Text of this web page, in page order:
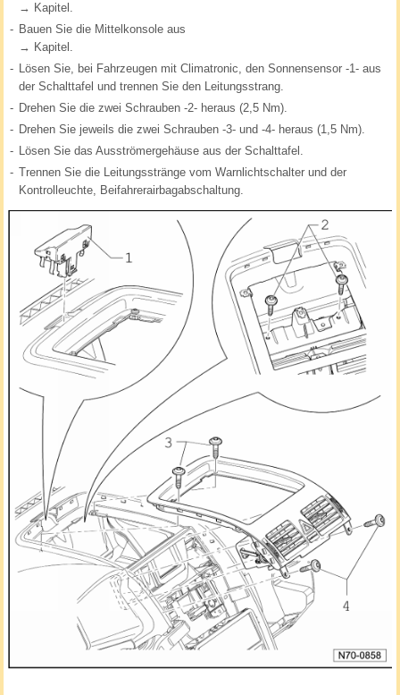
→ Kapitel.
- Bauen Sie die Mittelkonsole aus
→ Kapitel.
- Lösen Sie, bei Fahrzeugen mit Climatronic, den Sonnensensor -1- aus
der Schalttafel und trennen Sie den Leitungsstrang.
- Drehen Sie die zwei Schrauben -2- heraus (2,5 Nm).
- Drehen Sie jeweils die zwei Schrauben -3- und -4- heraus (1,5 Nm).
- Lösen Sie das Ausströmergehäuse aus der Schalttafel.
- Trennen Sie die Leitungsstränge vom Warnlichtschalter und der
Kontrolleuchte, Beifahrerairbagabschaltung.